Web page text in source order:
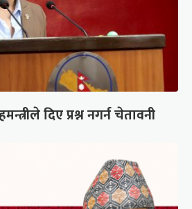
दिए प्रश्न नगर्न चेतावनी